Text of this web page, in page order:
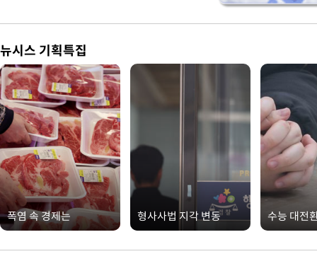
뉴시스 기획특집
폭염 속 경제는 형사사법 지각 변동 수능 대전